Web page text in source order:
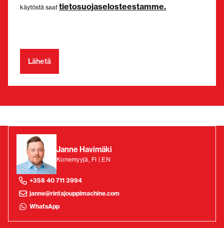
käytöstä saat tietosuojaselosteestamme.
Janne Havimäki
Konemyyjä, FI | EN
+358 40 711 3994
janne@rintajouppimachine.com
WhatsApp